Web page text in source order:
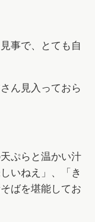
事で、とても自
ん見入っておら
ぷらと温かい汁
いねえ」、「き
ばを堪能してお